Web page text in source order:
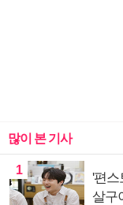
많이 본 기사
1
'편스
살구